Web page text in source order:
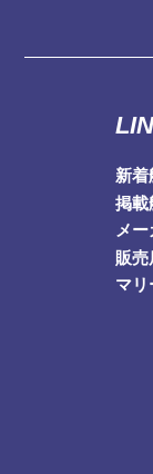
新着
掲載
メー
販売
マリ